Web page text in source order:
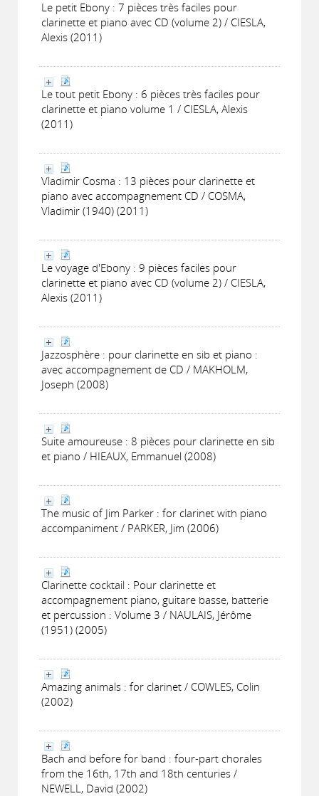
Le petit Ebony : 7 pièces très faciles pour
clarinette et piano avec CD (volume 2) / CIESLA,
Alexis (2011)
Le tout petit Ebony : 6 pièces très faciles pour
clarinette et piano volume 1 / CIESLA, Alexis
(2011)
Vladimir Cosma : 13 pièces pour clarinette et
piano avec accompagnement CD / COSMA,
Vladimir (1940) (2011)
Le voyage d'Ebony : 9 pièces faciles pour
clarinette et piano avec CD (volume 2) / CIESLA,
Alexis (2011)
Jazzosphère : pour clarinette en sib et piano :
avec accompagnement de CD / MAKHOLM,
Joseph (2008)
Suite amoureuse : 8 pièces pour clarinette en sib
et piano / HIEAUX, Emmanuel (2008)
The music of Jim Parker : for clarinet with piano
accompaniment / PARKER, Jim (2006)
Clarinette cocktail : Pour clarinette et
accompagnement piano, guitare basse, batterie
et percussion : Volume 3 / NAULAIS, Jérôme
(1951) (2005)
Amazing animals : for clarinet / COWLES, Colin
(2002)
Bach and before for band : four-part chorales
from the 16th, 17th and 18th centuries /
NEWELL, David (2002)